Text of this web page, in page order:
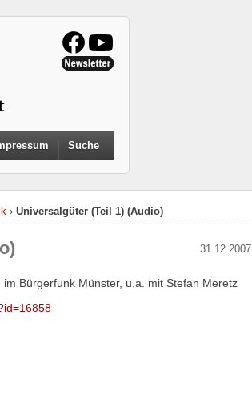
Suche
› Universalgüter (Teil 1) (Audio)
31.12.2007
Bürgerfunk Münster, u.a. mit Stefan Meretz